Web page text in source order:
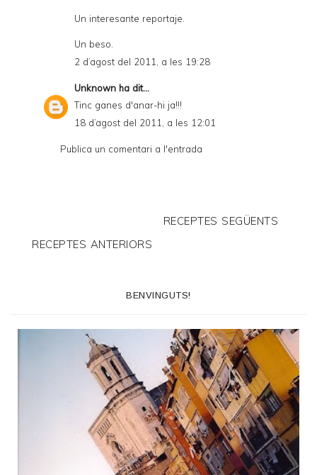
Un interesante reportaje.
Un beso.
2 d’agost del 2011, a les 19:28
Unknown ha dit...
Tinc ganes d'anar-hi ja!!!
18 d’agost del 2011, a les 12:01
Publica un comentari a l'entrada
RECEPTES SEGÜENTS
RECEPTES ANTERIORS
BENVINGUTS!